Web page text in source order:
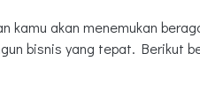
kamu akan menemukan
bisnis yang tepat. Berikut